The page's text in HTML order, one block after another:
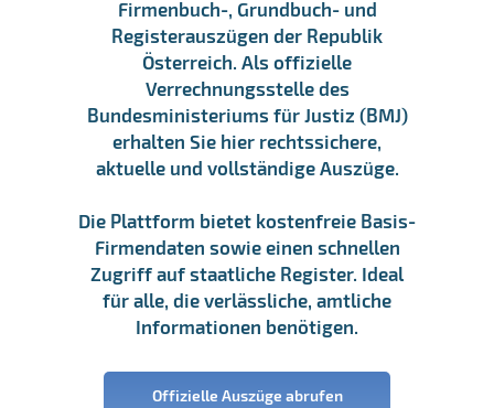
Firmenbuch-, Grundbuch- und
Registerauszügen der Republik
Österreich. Als offizielle
Verrechnungsstelle des
Bundesministeriums für Justiz (BMJ)
erhalten Sie hier rechtssichere,
aktuelle und vollständige Auszüge.
Die Plattform bietet kostenfreie Basis-
Firmendaten sowie einen schnellen
Zugriff auf staatliche Register. Ideal
für alle, die verlässliche, amtliche
Informationen benötigen.
Offizielle Auszüge abrufen